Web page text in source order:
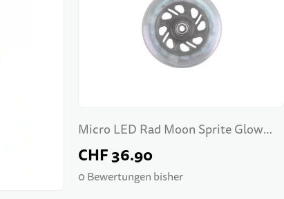
Micro LED Rad Moon Sprite Glow
120mm
CHF 36.90
0 Bewertungen bisher